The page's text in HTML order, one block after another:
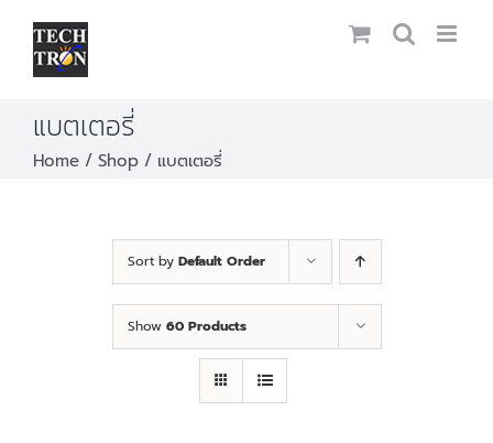
Skip
แบตเตอรี่
Home Shop แบตเตอรี่
Sort by Default Order
Show 60 Products